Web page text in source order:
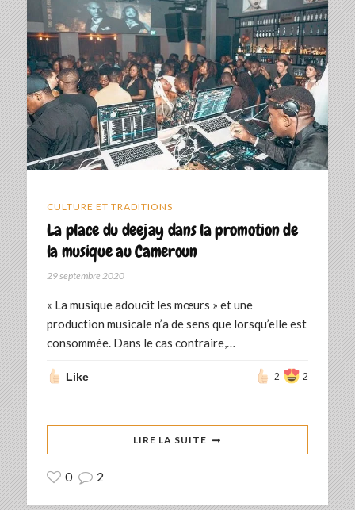
CULTURE ET TRADITIONS
La place du deejay dans la promotion de
la musique au Cameroun
29 septembre 2020
« La musique adoucit les mœurs » et une
production musicale n’a de sens que lorsqu’elle est
consommée. Dans le cas contraire,…
Like 2 2
LIRE LA SUITE
0 2